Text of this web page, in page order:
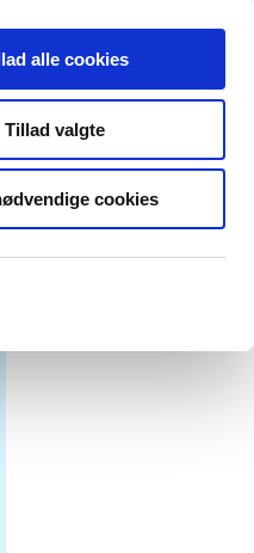
alle cookies
Tillad valgte
cookies